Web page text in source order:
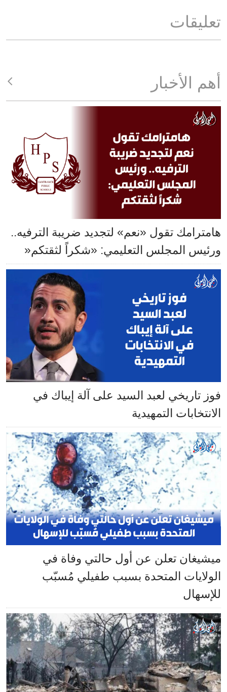
تعليقات
أهم الأخبار
هامترامك تقول «نعم» لتجديد ضريبة الترفيه..
ورئيس المجلس التعليمي: «شكراً لثقتكم«
فوز تاريخي لعبد السيد على آلة إيباك في
الانتخابات التمهيدية
ميشيغان تعلن عن أول حالتي وفاة في
الولايات المتحدة بسبب طفيلي مُسبّب
للإسهال